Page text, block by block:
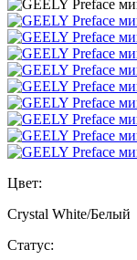
Цвет:
Crystal White/Белый
Статус: